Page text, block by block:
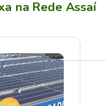
na Rede Assaí